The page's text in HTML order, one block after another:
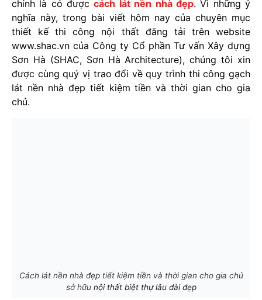
chính là có đượccách lát nền nhà đẹp. Vì những ý
nghĩa này, trong bài viết hôm nay của chuyên mục
thiết kế thi công nội thất đăng tải trên website
www.shac.vn của Công ty Cổ phần Tư vấn Xây dựng
Sơn Hà (SHAC, Sơn Hà Architecture), chúng tôi xin
được cùng quý vị trao đổi về quy trình thi công gạch
lát nền nhà đẹp tiết kiệm tiền và thời gian cho gia
chủ.
Cách lát nền nhà đẹp tiết kiệm tiền và thời gian cho gia chủ
sở hữu nội thất biệt thự lâu đài đẹp